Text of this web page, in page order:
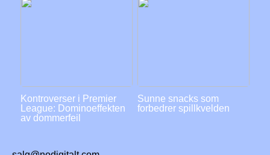
Kontroverser i Premier
League: Dominoeffekten
av dommerfeil
Sunne snacks som
forbedrer spillkvelden